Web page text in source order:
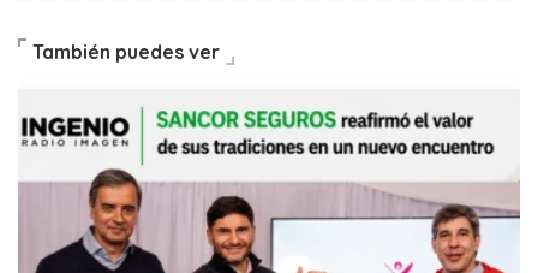
También puedes ver